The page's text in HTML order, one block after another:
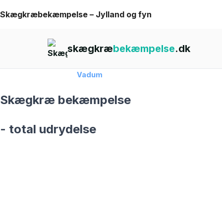
Skip
Skægkræbekæmpelse – Jylland og fyn
skægkræbekæmpelse.dk
Vadum
Skægkræ bekæmpelse
- total udrydelse